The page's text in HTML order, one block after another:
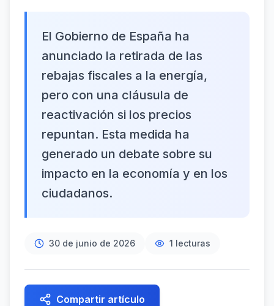
El Gobierno de España ha
anunciado la retirada de las
rebajas fiscales a la energía,
pero con una cláusula de
reactivación si los precios
repuntan. Esta medida ha
generado un debate sobre su
impacto en la economía y en los
ciudadanos.
30 de junio de 2026 1 lecturas
Compartir artículo